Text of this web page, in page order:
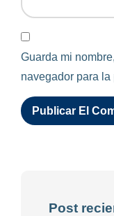
Guarda mi
navegador para la
Post